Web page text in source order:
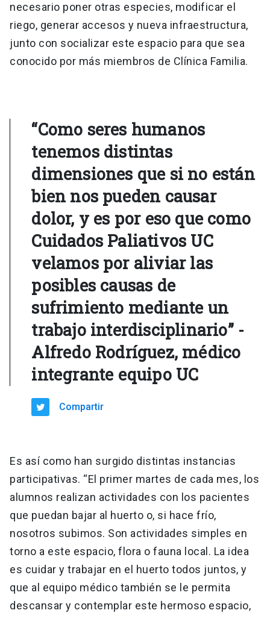
necesario poner otras especies, modificar el
riego, generar accesos y nueva infraestructura,
junto con socializar este espacio para que sea
conocido por más miembros de Clínica Familia.
“Como seres humanos
tenemos distintas
dimensiones que si no están
bien nos pueden causar
dolor, y es por eso que como
Cuidados Paliativos UC
velamos por aliviar las
posibles causas de
sufrimiento mediante un
trabajo interdisciplinario” -
Alfredo Rodríguez, médico
integrante equipo UC
Compartir
Es así como han surgido distintas instancias
participativas. “El primer martes de cada mes, los
alumnos realizan actividades con los pacientes
que puedan bajar al huerto o, si hace frío,
nosotros subimos. Son actividades simples en
torno a este espacio, flora o fauna local. La idea
es cuidar y trabajar en el huerto todos juntos, y
que al equipo médico también se le permita
descansar y contemplar este hermoso espacio,